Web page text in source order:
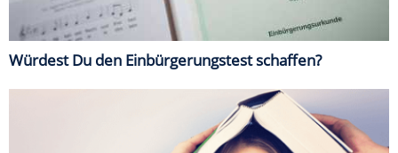
Würdest Du den Einbürgerungstest schaffen?